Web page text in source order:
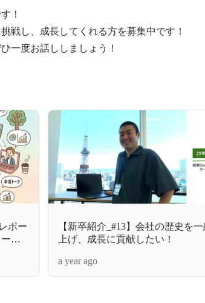
！
戦し、成長してくれる方を募集中です！
一度お話ししましょう！
ポー
ク
【新卒紹介_#13】会社の歴史を
上げ、成長に貢献したい！
a year ago